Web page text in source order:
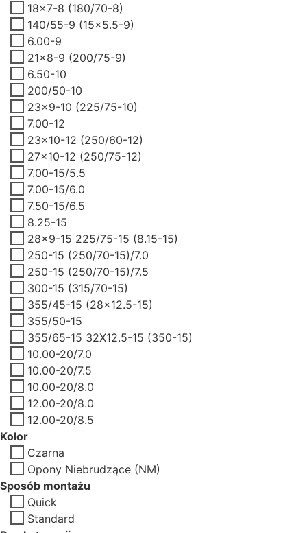
18x7-8 (180/70-8)
140/55-9 (15x5.5-9)
6.00-9
21x8-9 (200/75-9)
6.50-10
200/50-10
23x9-10 (225/75-10)
7.00-12
23x10-12 (250/60-12)
27x10-12 (250/75-12)
7.00-15/5.5
7.00-15/6.0
7.50-15/6.5
8.25-15
28x9-15 225/75-15 (8.15-15)
250-15 (250/70-15)/7.0
250-15 (250/70-15)/7.5
300-15 (315/70-15)
355/45-15 (28x12.5-15)
355/50-15
355/65-15 32X12.5-15 (350-15)
10.00-20/7.0
10.00-20/7.5
10.00-20/8.0
12.00-20/8.0
12.00-20/8.5
Kolor
Czarna
Opony Niebrudzące (NM)
Sposób montażu
Quick
Standard